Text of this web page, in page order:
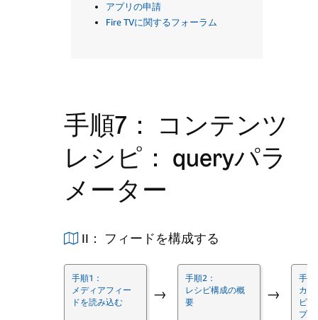
アプリの申請
Fire TVに関するフォーラム
手順7： コンテンツ
レシピ： queryパラ
メーター
II： フィードを構成する
手順1：
メディアフィー
ドを読み込む
→
手順2：
レシピ構成の概
要
→
手順
カ
ピ
プす